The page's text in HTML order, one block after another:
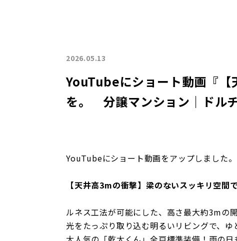
2026.05.13
YouTubeにショート動画『【
を。 分譲マンション｜ドル
YouTubeにショート動画をアップしました。
【天井高3mの衝撃】梁のないスッキリ空
ルネス工法が可能にした、高さ最大約3mの
光をたっぷり取り込む明るいリビングで、ゆ